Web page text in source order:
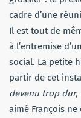
cadre d’une
Il est tout de
à l’entremise
social. La petite
partir de cet
devenu trop
aimé François